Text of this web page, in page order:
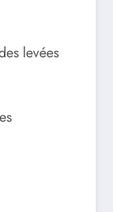
levées